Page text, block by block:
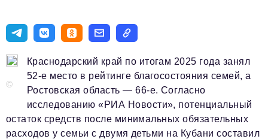
Персона
Инвестиции
Управление
Красота и здоровье
Энергетика
©
Краснодарский край по итогам 2025 года занял
52-е место в рейтинге благосостояния семей, а
Ростовская область — 66-е. Согласно
исследованию «РИА Новости», потенциальный
остаток средств после минимальных обязательных
расходов у семьи с двумя детьми на Кубани составил